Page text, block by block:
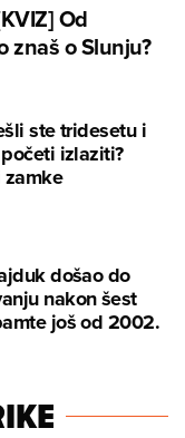
Od
znaš o Slunju?
ste tridesetu i
izlaziti?
došao do
nakon šest
još od 2002.